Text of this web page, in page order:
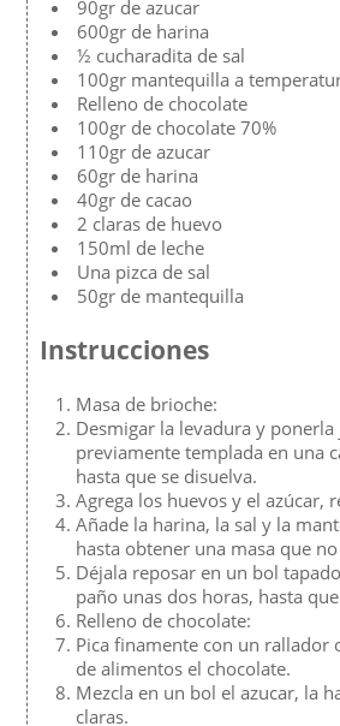
90gr de azucar
600gr de harina
½ cucharadita de sal
100gr mantequilla a
Relleno de chocolate
100gr de chocolate 70%
110gr de azucar
60gr de harina
40gr de cacao
2 claras de huevo
150ml de leche
Una pizca de sal
50gr de mantequilla
Instrucciones
Masa de brioche:
Desmigar la levadura y
previamente templada en una
hasta que se disuelva.
Agrega los huevos y el azúcar,
Añade la harina, la sal y la
hasta obtener una masa que no
Déjala reposar en un bol
paño unas dos horas, hasta
Relleno de chocolate:
Pica finamente con un rallador
de alimentos el chocolate.
Mezcla en un bol el azucar, la
claras.